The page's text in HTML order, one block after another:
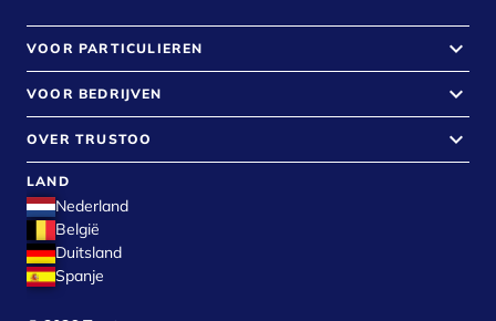
VOOR PARTICULIEREN keyboard_arrow_down
VOOR BEDRIJVEN keyboard_arrow_down
OVER TRUSTOO keyboard_arrow_down
LAND
Nederland
België
Duitsland
Spanje